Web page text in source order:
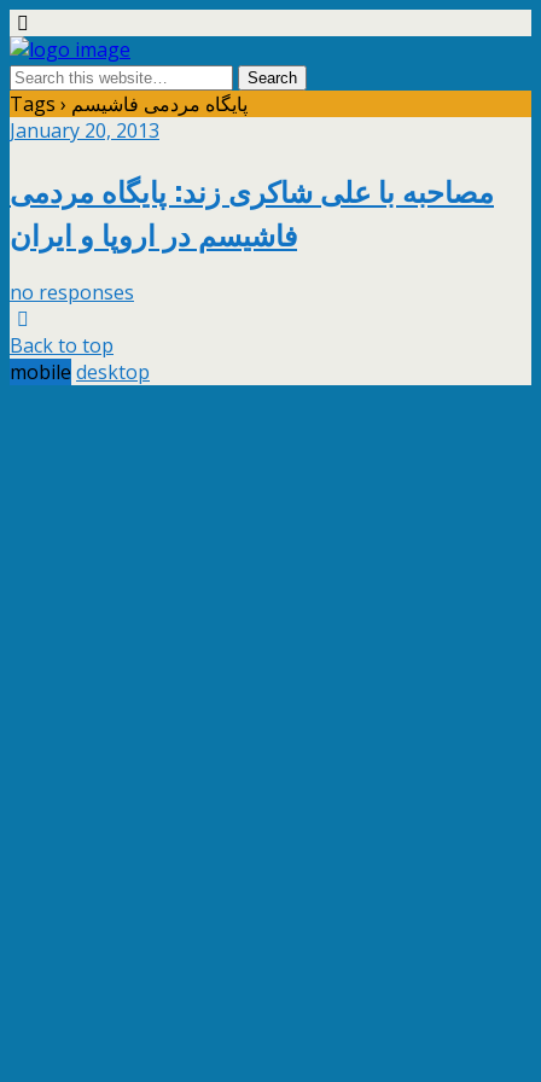
Tags › پایگاه مردمی فاشیسم
January 20, 2013
مصاحبه با علی شاکری زند: پایگاه مردمی
فاشیسم در اروپا و ایران
no responses
Back to top
mobile desktop